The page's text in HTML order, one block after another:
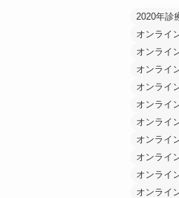
2020年診
オンライ
オンライ
オンライ
オンライ
オンライ
オンライ
オンライ
オンライ
オンライ
オンライ